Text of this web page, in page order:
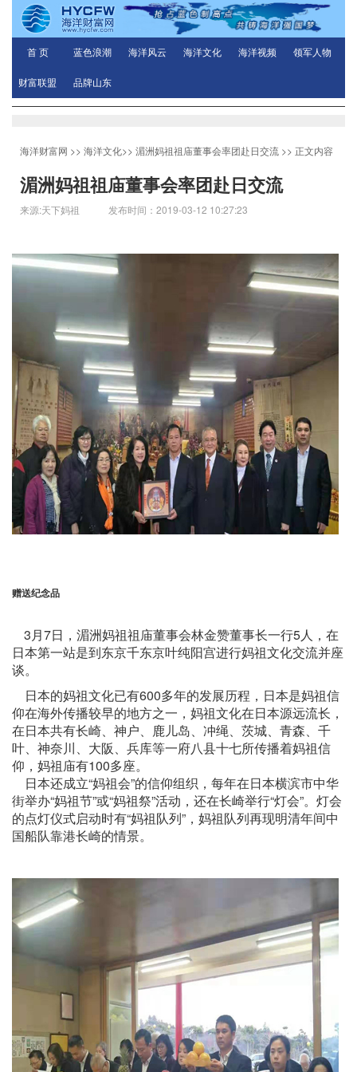
首 页 蓝色浪潮 海洋风云 海洋文化 海洋视频 领军人物
财富联盟 品牌山东
海洋财富网 >> 海洋文化>> 湄洲妈祖祖庙董事会率团赴日交流 >> 正文内容
湄洲妈祖祖庙董事会率团赴日交流
来源:天下妈祖 发布时间：2019-03-12 10:27:23
赠送纪念品
3月7日，湄洲妈祖祖庙董事会林金赞董事长一行5人，在
日本第一站是到东京千东京叶纯阳宫进行妈祖文化交流并座
谈。
日本的妈祖文化已有600多年的发展历程，日本是妈祖信
仰在海外传播较早的地方之一，妈祖文化在日本源远流长，
在日本共有长崎、神户、鹿儿岛、冲绳、茨城、青森、千
叶、神奈川、大阪、兵库等一府八县十七所传播着妈祖信
仰，妈祖庙有100多座。
日本还成立“妈祖会”的信仰组织，每年在日本横滨市中华
街举办“妈祖节”或“妈祖祭”活动，还在长崎举行“灯会”。灯会
的点灯仪式启动时有“妈祖队列”，妈祖队列再现明清年间中
国船队靠港长崎的情景。